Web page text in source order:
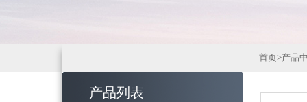
产品列表
首页>产品